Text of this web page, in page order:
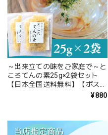
～出来立ての味をご家庭で～と
ころてんの素25g×2袋セット
【日本全国送料無料】【ポスト
¥880